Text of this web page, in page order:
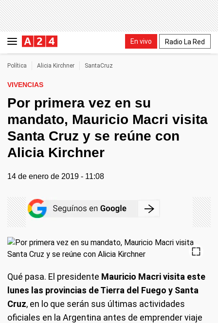
En vivo Radio La Red
Política Alicia Kirchner SantaCruz
VIVENCIAS
Por primera vez en su
mandato, Mauricio Macri visita
Santa Cruz y se reúne con
Alicia Kirchner
14 de enero de 2019 - 11:08
Qué pasa. El presidente Mauricio Macri visita este
lunes las provincias de Tierra del Fuego y Santa
Cruz, en lo que serán sus últimas actividades
oficiales en la Argentina antes de emprender viaje